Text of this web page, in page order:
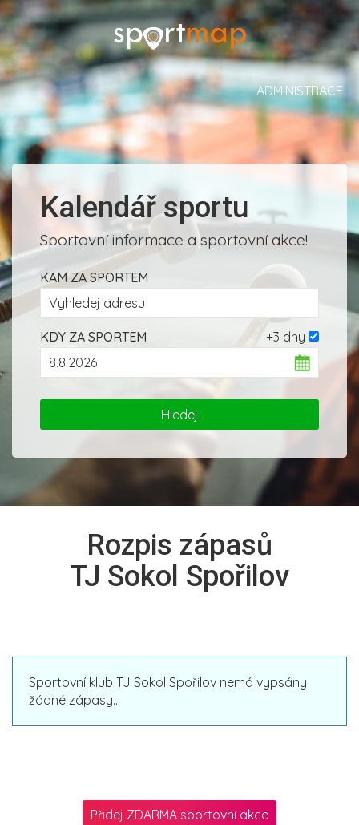
ADMINISTRACE
Kalendář sportu
Sportovní informace a sportovní akce!
KAM ZA SPORTEM
+3 dny
KDY ZA SPORTEM
Rozpis zápasů
TJ Sokol Spořilov
Sportovní klub TJ Sokol Spořilov nemá vypsány
žádné zápasy...
Přidej ZDARMA sportovní akce